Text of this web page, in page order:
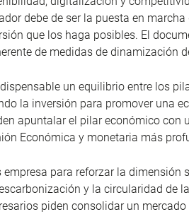
debe de ser la puesta en
que los haga posibles. El
de medidas de dinamización
un equilibrio entre los
la inversión para promover una
apuntalar el pilar económico con
Económica y monetaria más
empresa para reforzar la dimensión
y la circularidad de
piden consolidar un